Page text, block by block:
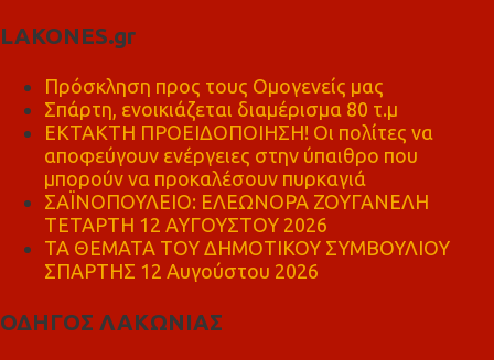
LAKONES.gr
Πρόσκληση προς τους Ομογενείς μας
Σπάρτη, ενοικιάζεται διαμέρισμα 80 τ.μ
ΕΚΤΑΚΤΗ ΠΡΟΕΙΔΟΠΟΙΗΣΗ! Οι πολίτες να
αποφεύγουν ενέργειες στην ύπαιθρο που
μπορούν να προκαλέσουν πυρκαγιά
ΣΑΪΝΟΠΟΥΛΕΙΟ: ΕΛΕΩΝΟΡΑ ΖΟΥΓΑΝΕΛΗ
ΤΕΤΑΡΤΗ 12 ΑΥΓΟΥΣΤΟΥ 2026
ΤΑ ΘΕΜΑΤΑ ΤΟΥ ΔΗΜΟΤΙΚΟΥ ΣΥΜΒΟΥΛΙΟΥ
ΣΠΑΡΤΗΣ 12 Αυγούστου 2026
ΟΔΗΓΟΣ ΛΑΚΩΝΙΑΣ